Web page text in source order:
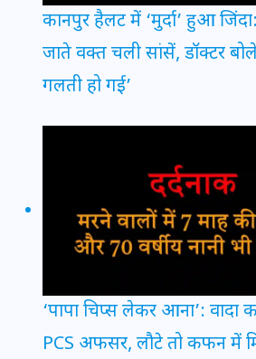
कानपुर हैलट में ‘मुर्दा’ हुआ जिंदा:
जाते वक्त चली सांसें, डॉक्टर
गलती हो गई’
‘पापा चिप्स लेकर आना’:
PCS अफसर, लौटे तो कफन में